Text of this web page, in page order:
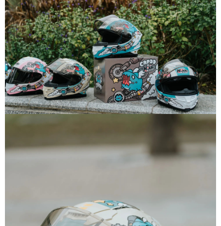
５．嚴禁一人註冊多個帳號或使用他人資訊註冊。若發現惡意使用之情形，
恩沛科技股份有限公司將有權停止該用戶之使用額度並採取法律行動。